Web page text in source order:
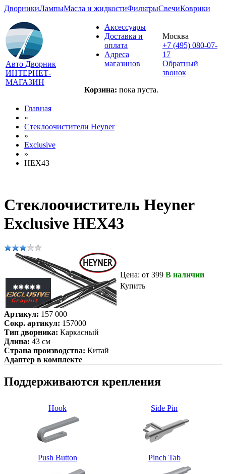
ДворникиЛампыМасла и жидкостиФильтрыСвечиКоврики
Авто Дворник
ИНТЕРНЕТ-
МАГАЗИН
Аксессуары
Доставка и
оплата
Адреса
магазинов
Корзина: пока пуста.
Москва
+7 (495) 080-07-
17
Обратный
звонок
Главная
»
Стеклоочистители Heyner
»
Exclusive
»
HEX43
Стеклоочиститель Heyner
Exclusive HEX43
Цена: от 399 В наличии
Купить
Артикул: 157 000
Сокр. артикул: 157000
Тип дворника: Каркасный
Длина: 43 см
Страна производства: Китай
Адаптер в комплекте
Поддерживаются крепления
Hook Side Pin
Push Button Pinch Tab